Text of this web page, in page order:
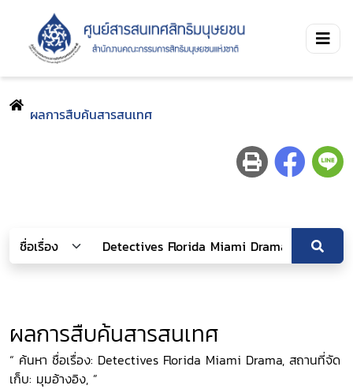
ผลการสืบค้นสารสนเทศ
ผลการสืบค้นสารสนเทศ
“ ค้นหา ชื่อเรื่อง: Detectives Florida Miami Drama, สถานที่จัด
เก็บ: มุมอ้างอิง, ”